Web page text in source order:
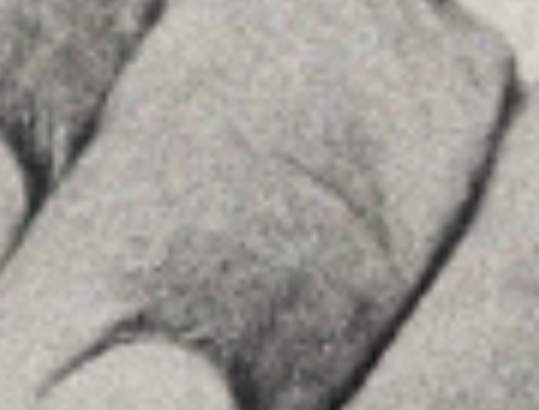
Príncipe de Vergara, 108 , 5ª planta
28002 , Madrid
+34 915759925
Veure a Google Maps
La Firma
Equipo